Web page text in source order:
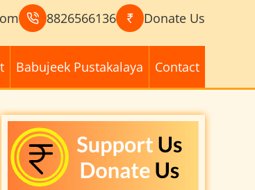
8826566136 Donate Us
Babujeek Pustakalaya Contact